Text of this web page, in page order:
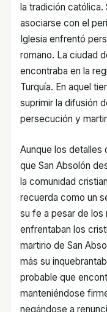
la tradición católica.
asociarse con el
Iglesia enfrentó
romano. La ciudad
encontraba en la
Turquía. En aquel
suprimir la difusión
persecución y
Aunque los detalles
que San Absolón
la comunidad
recuerda como un
su fe a pesar de
enfrentaban los
martirio de San
más su
probable que
manteniéndose
negándose a